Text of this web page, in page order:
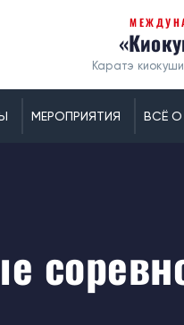
Каратэ
МЕРОПРИЯТИЯ ВСЁ О